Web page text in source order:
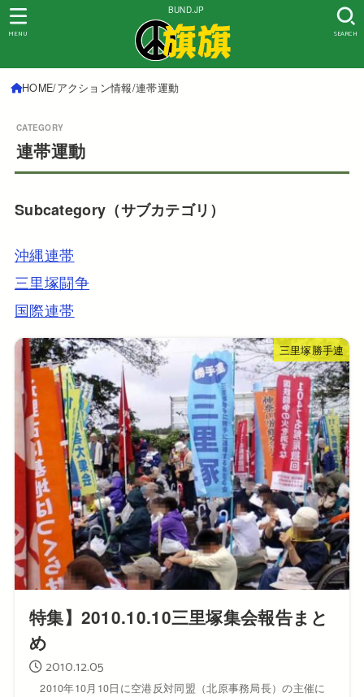
BUND.JP
SEARCH
MENU
HOME アクション情報 連帯運動
連帯運動
Subcategory（サブカテゴリ）
沖縄連帯
三里塚闘争
国際連帯
三里塚勝手連
特集】2010.10.10三里塚集会報告まと
め
2010.12.05
2010年10月10日に空港反対同盟（北原事務局長）の主催に